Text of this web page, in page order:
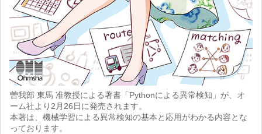
曽我部 東馬 准教授による著書「Pythonによる異常検知」が、オ
ーム社より2月26日に発売されます。
本著は、機械学習による異常検知の基本と応用がわかる内容とな
っております。